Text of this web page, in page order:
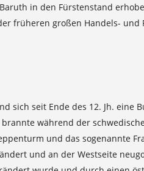
in den Fürstenstand
früheren großen Handels-
sich seit Ende des 12. Jh.
während der
und das sogenannte
und an der Westseite